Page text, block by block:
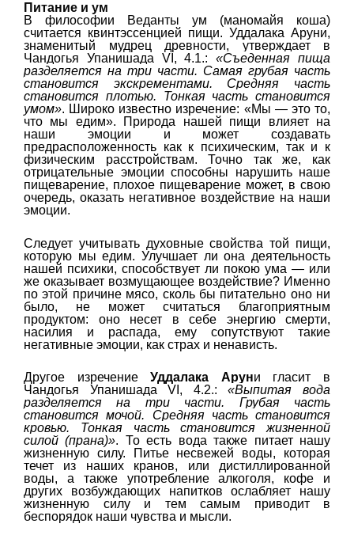
Питание и ум
В философии Веданты ум (маномайя коша)
считается квинтэссенцией пищи. Уддалака Аруни,
знаменитый мудрец древности, утверждает в
Чандогья Упанишада VI, 4.1.:«Съеденная пища
разделяется на три части. Самая грубая часть
становится экскрементами. Средняя часть
становится плотью. Тонкая часть становится
умом». Широко известно изречение: «Мы — это то,
что мы едим». Природа нашей пищи влияет на
наши эмоции и может создавать
предрасположенность как к психическим, так и к
физическим расстройствам. Точно так же, как
отрицательные эмоции способны нарушить наше
пищеварение, плохое пищеварение может, в свою
очередь, оказать негативное воздействие на наши
эмоции.
Следует учитывать духовные свойства той пищи,
которую мы едим. Улучшает ли она деятельность
нашей психики, способствует ли покою ума — или
же оказывает возмущающее воздействие? Именно
по этой причине мясо, сколь бы питательно оно ни
было, не может считаться благоприятным
продуктом: оно несет в себе энергию смерти,
насилия и распада, ему сопутствуют такие
негативные эмоции, как страх и ненависть.
Другое изречениеУддалака Аруни гласит в
Чандогья Упанишада VI, 4.2.:«Выпитая вода
разделяется на три части. Грубая часть
становится мочой. Средняя часть становится
кровью. Тонкая часть становится жизненной
силой (прана)». То есть вода также питает нашу
жизненную силу. Питье несвежей воды, которая
течет из наших кранов, или дистиллированной
воды, а также употребление алкоголя, кофе и
других возбуждающих напитков ослабляет нашу
жизненную силу и тем самым приводит в
беспорядок наши чувства и мысли.